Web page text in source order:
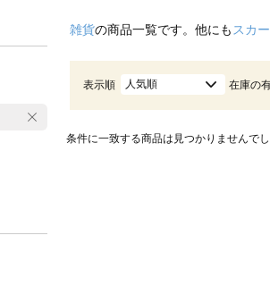
雑貨の商品一覧です。他にも スカ
表示順 人気順 在庫の
条件に一致する商品は見つかりませんで